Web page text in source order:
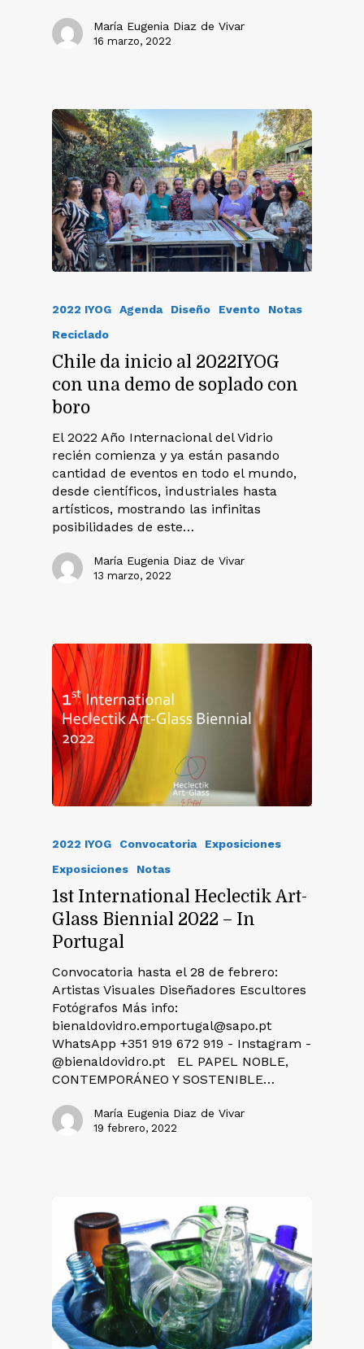
María Eugenia Diaz de Vivar
16 marzo, 2022
2022 IYOG Agenda Diseño Evento
Notas
Reciclado
Chile da inicio al 2022IYOG
con una demo de soplado con
boro
El 2022 Año Internacional del Vidrio
recién comienza y ya están pasando
cantidad de eventos en todo el mundo,
desde científicos, industriales hasta
artísticos, mostrando las infinitas
posibilidades de este…
María Eugenia Diaz de Vivar
13 marzo, 2022
2022 IYOG Convocatoria
Exposiciones
Exposiciones
Notas
1st International Heclectik Art-
Glass Biennial 2022 – In
Portugal
Convocatoria hasta el 28 de febrero:
Artistas Visuales Diseñadores Escultores
Fotógrafos Más info:
bienaldovidro.emportugal@sapo.pt
WhatsApp +351 919 672 919 - Instagram -
@bienaldovidro.pt EL PAPEL NOBLE,
CONTEMPORÁNEO Y SOSTENIBLE…
María Eugenia Diaz de Vivar
19 febrero, 2022